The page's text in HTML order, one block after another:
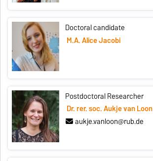
Doctoral candidate
M.A. Alice Jacobi
Postdoctoral Researcher
Dr. rer. soc. Aukje van Loon
aukje.vanloon@rub.de